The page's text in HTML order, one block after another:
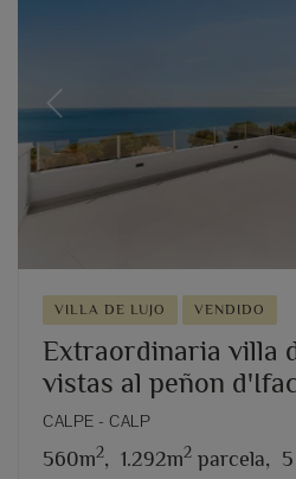
Previous
VILLA DE LUJO VENDIDO
Extraordinaria villa
vistas al peñon
CALPE - CALP
560m2, 1.292m2 parcela,